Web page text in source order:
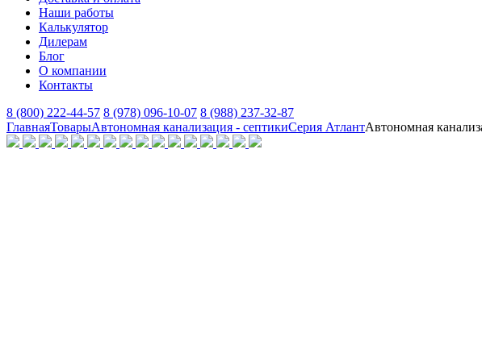
Наши работы
Калькулятор
Дилерам
Блог
О компании
Контакты
8 (800) 222-44-57 8 (978) 096-10-07 8 (988) 237-32-87
ГлавнаяТоварыАвтономная канализация - септикиСерия АтлантАвтономная